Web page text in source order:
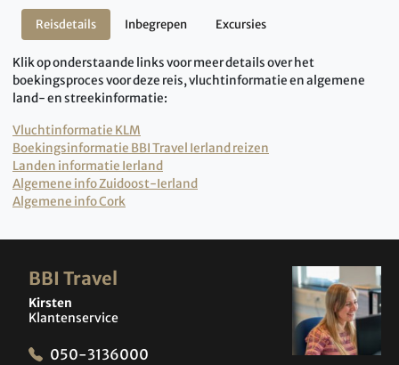
Reisdetails Inbegrepen Excursies
Klik op onderstaande links voor meer details over het
boekingsproces voor deze reis, vluchtinformatie en algemene
land- en streekinformatie:
Vluchtinformatie KLM
Boekingsinformatie BBI Travel Ierland reizen
Landen informatie Ierland
Algemene info Zuidoost-Ierland
Algemene info Cork
BBI Travel
Kirsten
Klantenservice
050-3136000